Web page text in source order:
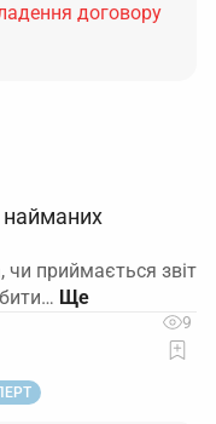
договору
найманих
приймається звіт
9